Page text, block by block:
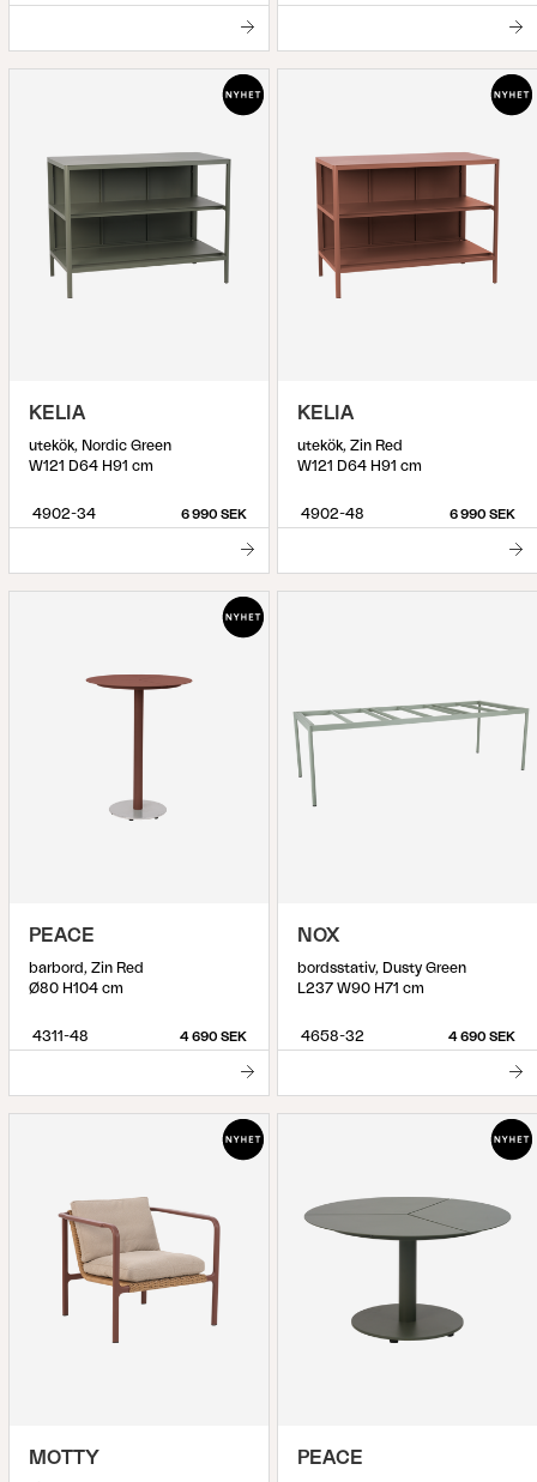
KELIA
utekök, Nordic Green
W121 D64 H91 cm
4902-34 6 990 SEK
KELIA
utekök, Zin Red
W121 D64 H91 cm
4902-48 6 990 SEK
PEACE
barbord, Zin Red
Ø80 H104 cm
4311-48 4 690 SEK
NOX
bordsstativ, Dusty Green
L237 W90 H71 cm
4658-32 4 690 SEK
MOTTY PEACE